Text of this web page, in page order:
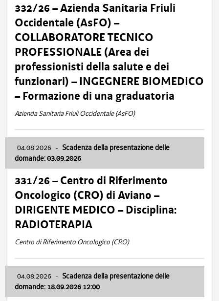
332/26 – Azienda Sanitaria Friuli
Occidentale (AsFO) –
COLLABORATORE TECNICO
PROFESSIONALE (Area dei
professionisti della salute e dei
funzionari) – INGEGNERE BIOMEDICO
– Formazione di una graduatoria
Azienda Sanitaria Friuli Occidentale (AsFO)
04.08.2026 - Scadenza della presentazione delle
domande: 03.09.2026
331/26 – Centro di Riferimento
Oncologico (CRO) di Aviano –
DIRIGENTE MEDICO – Disciplina:
RADIOTERAPIA
Centro di Riferimento Oncologico (CRO)
04.08.2026 - Scadenza della presentazione delle
domande: 18.09.2026 12:00